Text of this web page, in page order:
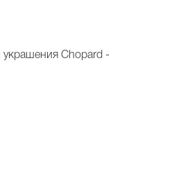
украшения Chopard -